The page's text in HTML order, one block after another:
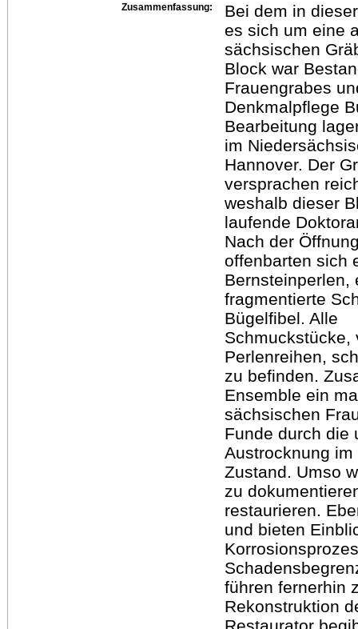
Zusammenfassung:
Bei dem in
es sich um eine
sächsischen
Block war
Frauengrabes
Denkmalpflege
Bearbeitung
im
Hannover. Der
versprachen
weshalb dieser
laufende
Nach der
offenbarten sich
Bernsteinperlen,
fragmentierte
Bügelfibel. Alle
Schmuckstücke,
Perlenreihen,
zu befinden.
Ensemble ein
sächsischen
Funde durch die
Austrocknung
Zustand. Umso
zu
restaurieren.
und bieten
führen fernerhin
Rekonstruktion
Restaurator